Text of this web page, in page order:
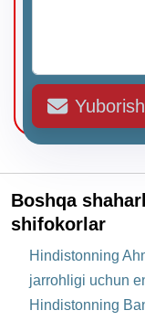
Yuborish
Boshqa
shifokorlar
Hindistonning
jarrohligi uchun
Hindistonning